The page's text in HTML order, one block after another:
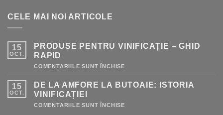
CELE MAI NOI ARTICOLE
15
OCT.
PRODUSE PENTRU VINIFICAȚIE – GHID
RAPID
COMENTARIILE SUNT ÎNCHISE
VINIFICAȚIE
15
OCT.
DE LA AMFORE LA BUTOAIE: ISTORIA
VINIFICAȚIEI
COMENTARIILE SUNT ÎNCHISE